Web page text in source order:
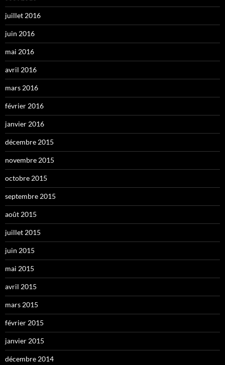
juillet 2016
juin 2016
mai 2016
avril 2016
mars 2016
février 2016
janvier 2016
décembre 2015
novembre 2015
octobre 2015
septembre 2015
août 2015
juillet 2015
juin 2015
mai 2015
avril 2015
mars 2015
février 2015
janvier 2015
décembre 2014